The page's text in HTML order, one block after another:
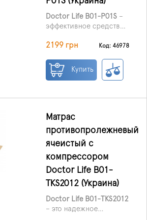
Doctor Life B01-P01S –
эффективное средство
лечения пролежней у
длительное время
вынуждены находиться
стационаре, так и дома,
заболеваниях опорно-
двигательной и
центральной нервной
системы, а также при
тяжелых соматических
состояниях.
2199 грн Код: 46978
Купить
Матрас
противопролежневый
ячеистый с
компрессором
Doctor Life B01-
TKS2012 (Украина)
Doctor Life B01-TKS2012
– это надежное